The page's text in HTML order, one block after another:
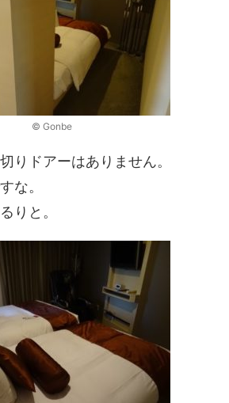
© Gonbe
りドアーはありません。
な。
りと。